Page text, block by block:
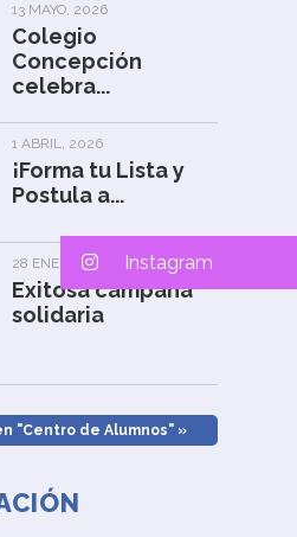
13 MAYO, 2026
Colegio
Concepción
celebra...
1 ABRIL, 2026
¡Forma tu Lista y
Postula a...
28 ENERO, 2026
Exitosa campaña
solidaria
"Centro de Alumnos" »
Instagram